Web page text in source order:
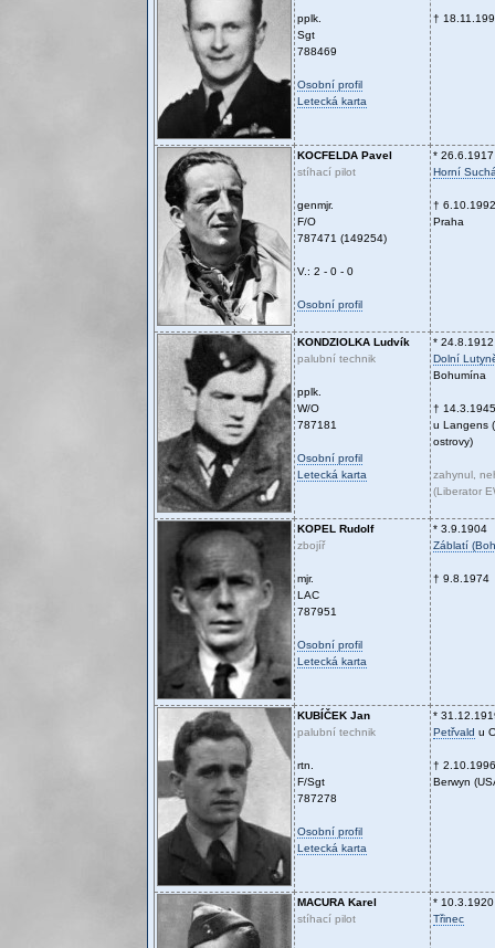
pplk.
Sgt
788469
Osobní profil
Letecká karta
†
KOCFELDA Pavel
stíhací pilot
genmjr.
F/O
787471 (149254)
V.: 2 - 0 - 0
Osobní profil
* 26.6.1917
Horní
† 6.10.1992
Praha
KONDZIOLKA Ludvík
palubní technik
pplk.
W/O
787181
Osobní profil
Letecká karta
* 24.8.1912
Dolní
Bohumína
† 14.3.1945
u Langens
ostrovy)
zahynul,
(Liberator
KOPEL Rudolf
zbojíř
mjr.
LAC
787951
Osobní profil
Letecká karta
* 3.9.1904
Záblatí
† 9.8.1974
KUBÍČEK Jan
palubní technik
rtn.
F/Sgt
787278
Osobní profil
Letecká karta
*
Petřvald u
† 2.10.1996
Berwyn
MACURA Karel
stíhací pilot
* 10.3.1920
Třinec